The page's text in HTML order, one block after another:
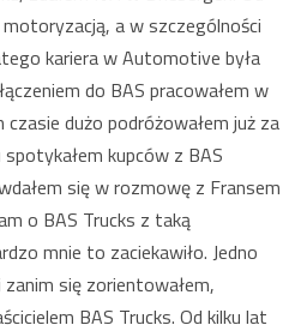
a w szczególności
kariera w Automotive była
do BAS pracowałem w
dużo podróżowałem już za
kupców z BAS
się w rozmowę z Fransem
o BAS Trucks z taką
mnie to zaciekawiło. Jedno
się zorientowałem,
BAS Trucks. Od kilku lat